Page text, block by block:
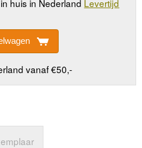
huis in Nederland Levertijd
vanaf €50,-